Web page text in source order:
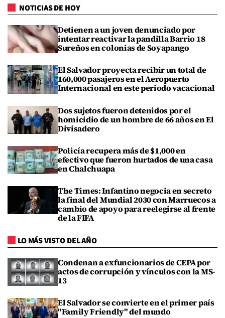
NOTICIAS DE HOY
Detienen a un joven denunciado por
intentar reactivar la pandilla Barrio 18
Sureños en colonias de Soyapango
El Salvador proyecta recibir un total de
160,000 pasajeros en el Aeropuerto
Internacional en este periodo vacacional
Dos sujetos fueron detenidos por el
homicidio de un hombre de 66 años en El
Divisadero
Policía recupera más de $1,000 en
efectivo que fueron hurtados de una casa
en Chalchuapa
The Times: Infantino negocia en secreto
la final del Mundial 2030 con Marruecos a
cambio de apoyo para reelegirse al frente
de la FIFA
LO MÁS VISTO DEL AÑO
Condenan a exfuncionarios de CEPA por
actos de corrupción y vínculos con la MS-
13
El Salvador se convierte en el primer país
"Family Friendly" del mundo